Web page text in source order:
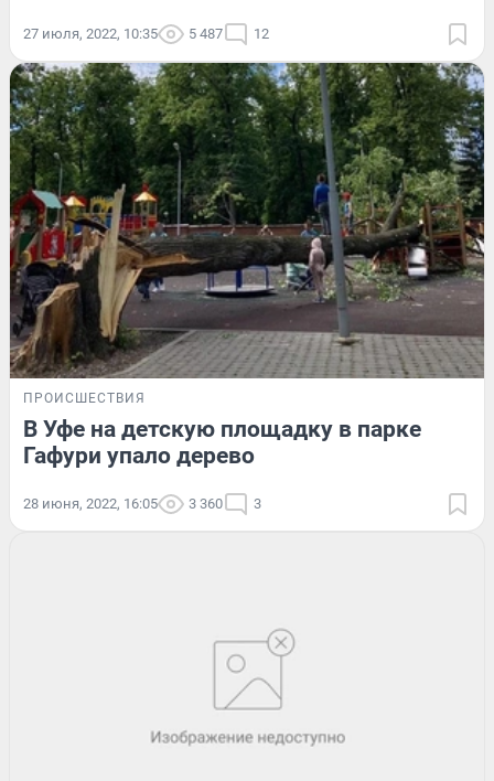
27 июля, 2022, 10:35 5 487 12
ПРОИСШЕСТВИЯ
В Уфе на детскую площадку в парке
Гафури упало дерево
28 июня, 2022, 16:05 3 360 3